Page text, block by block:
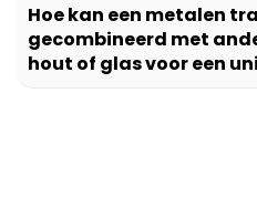
Hoe kan een metalen
gecombineerd met
hout of glas voor een